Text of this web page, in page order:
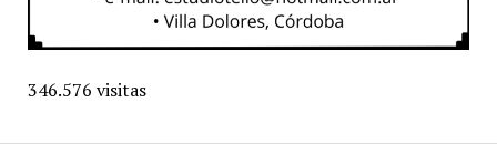
346.576 visitas